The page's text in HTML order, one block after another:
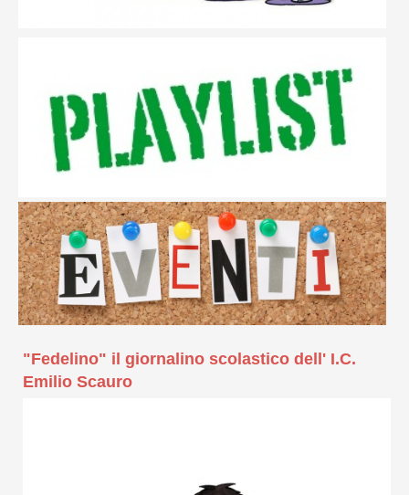
"Fedelino" il giornalino scolastico dell' I.C.
Emilio Scauro